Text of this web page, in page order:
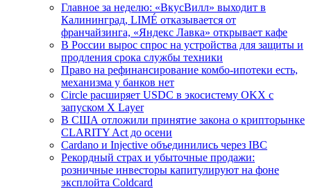
Главное за неделю: «ВкусВилл» выходит в
Калининград, LIMÉ отказывается от
франчайзинга, «Яндекс Лавка» открывает кафе
В России вырос спрос на устройства для защиты и
продления срока службы техники
Право на рефинансирование комбо-ипотеки есть,
механизма у банков нет
Circle расширяет USDC в экосистему OKX с
запуском X Layer
В США отложили принятие закона о крипторынке
CLARITY Act до осени
Cardano и Injective объединились через IBC
Рекордный страх и убыточные продажи:
розничные инвесторы капитулируют на фоне
эксплойта Coldcard